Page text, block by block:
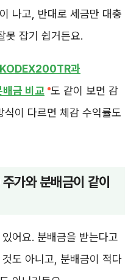
나고, 반대로 세금만 대충
못 잡기 쉽거든요.
KODEX200TR과
금 비교 도 같이 보면 감
이 다르면 체감 수익률도
가와 분배금이 같이
어요. 분배금을 받는다고
도 아니고, 분배금이 적다